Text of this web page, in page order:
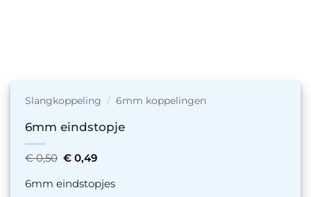
Slangkoppeling / 6mm koppelingen
6mm eindstopje
€0,50 Oorspronkelijke
prijs
was:
€ 0,50.
€ 0,49Huidige
is:
€ 0,49.
6mm eindstopjes